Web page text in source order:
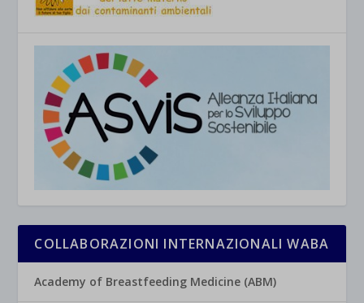
COLLABORAZIONI INTERNAZIONALI WABA
Academy of Breastfeeding Medicine (ABM)